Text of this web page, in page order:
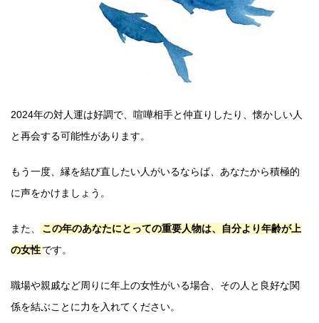
2024年の対人運は好調で、喧嘩相手と仲直りしたり、懐かしい人
と再会する可能性があります。
もう一度、縁を結び直したい人がいるならば、あなたから積極的
に声をかけましょう。
また、
この年のあなたにとっての重要人物は、自分より年齢が上
の女性です。
職場や親戚など周りに年上の女性がいる場合、その人と良好な関
係を結ぶことに力を入れてください。